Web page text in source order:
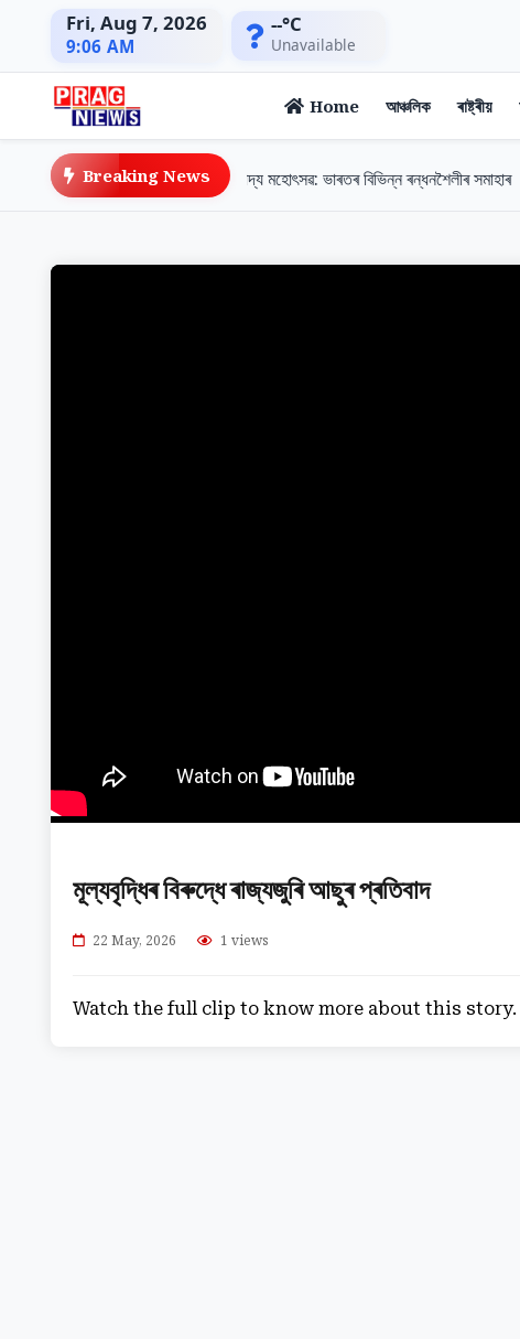
Fri, Aug 7, 2026
9:06 AM
--°C
Unavailable
Home আঞ্চলিক ৰাষ্ট্ৰীয়
Breaking News
ৰেডিচন ব্লু গুৱাহাটীত 'উত্তৰ দক্ষিণ' খাদ্য মহোৎসৱ: ভাৰতৰ বিভিন্ন ৰন্ধনশৈলীৰ সমাহাৰ
মূল্যবৃদ্ধিৰ বিৰুদ্ধে ৰাজ্যজুৰি আছুৰ প্ৰতিবাদ
22 May, 2026 1 views
Watch the full clip to know more about this story.